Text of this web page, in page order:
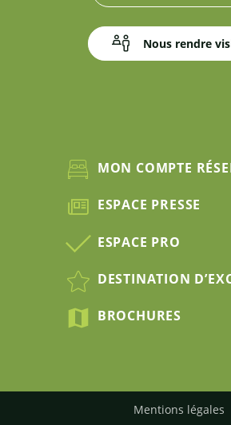
Nous rendre
MON COMPTE
ESPACE PRESSE
ESPACE PRO
DESTINATION
BROCHURES
Mentions légales